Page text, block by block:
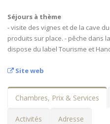
Séjours à thème
- visite des vignes et de la cave
produits sur place. - pêche dans
dispose du label Tourisme et
Site web
Chambres, Prix & Services
Activités Adresse